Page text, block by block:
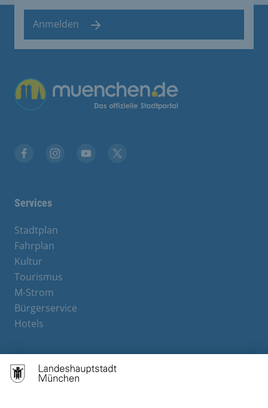
Anmelden
Übergreifende Links
Services
Stadtplan
Fahrplan
Kultur
Tourismus
M-Strom
Bürgerservice
Hotels
Contact